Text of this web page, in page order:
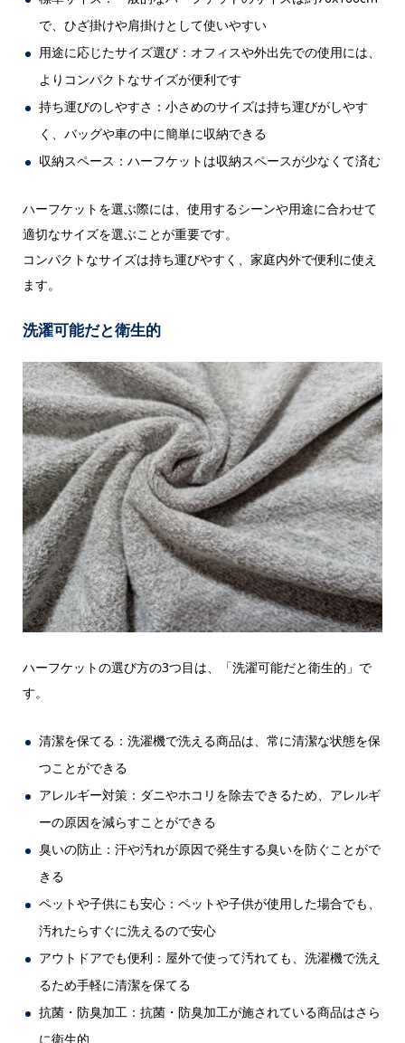
で、ひざ掛けや肩掛けとして使いやすい
用途に応じたサイズ選び：オフィスや外出先での使用には、
よりコンパクトなサイズが便利です
持ち運びのしやすさ：小さめのサイズは持ち運びがしやす
く、バッグや車の中に簡単に収納できる
収納スペース：ハーフケットは収納スペースが少なくて済む
ハーフケットを選ぶ際には、使用するシーンや用途に合わせて
適切なサイズを選ぶことが重要です。
コンパクトなサイズは持ち運びやすく、家庭内外で便利に使え
ます。
洗濯可能だと衛生的
ハーフケットの選び方の3つ目は、「洗濯可能だと衛生的」で
す。
清潔を保てる：洗濯機で洗える商品は、常に清潔な状態を保
つことができる
アレルギー対策：ダニやホコリを除去できるため、アレルギ
ーの原因を減らすことができる
臭いの防止：汗や汚れが原因で発生する臭いを防ぐことがで
きる
ペットや子供にも安心：ペットや子供が使用した場合でも、
汚れたらすぐに洗えるので安心
アウトドアでも便利：屋外で使って汚れても、洗濯機で洗え
るため手軽に清潔を保てる
抗菌・防臭加工：抗菌・防臭加工が施されている商品はさら
に衛生的